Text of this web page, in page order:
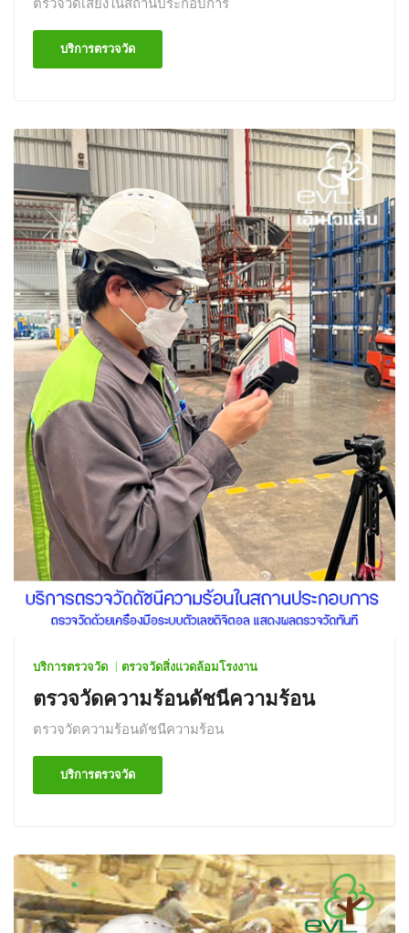
บริการตรวจวัด
บริการตรวจวัด ตรวจวัดสิ่งแวดล้อมโรงงาน
ตรวจวัดความร้อนดัชนีความร้อน
ตรวจวัดความร้อนดัชนีความร้อน
บริการตรวจวัด